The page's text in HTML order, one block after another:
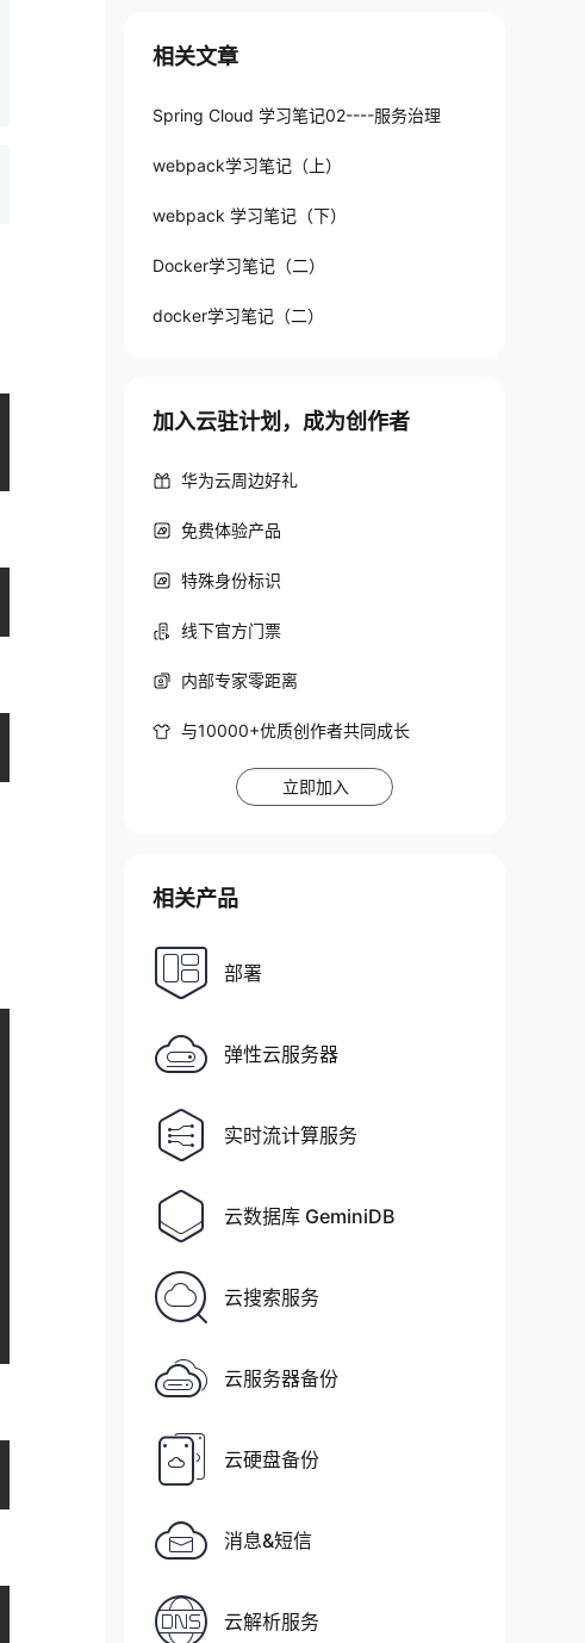
相关文章
Spring Cloud 学习笔记02----服务治理
webpack学习笔记（上）
webpack 学习笔记（下）
Docker学习笔记（二）
docker学习笔记（二）
加入云驻计划，成为创作者
华为云周边好礼
免费体验产品
特殊身份标识
线下官方门票
内部专家零距离
与10000+优质创作者共同成长
立即加入
相关产品
部署
弹性云服务器
实时流计算服务
云数据库 GeminiDB
云搜索服务
云服务器备份
云硬盘备份
消息&短信
云解析服务